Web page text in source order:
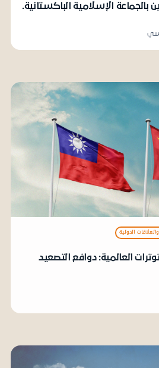
بالجماعة الإسلامية الباكستانية.
الدولية
العالمية: دوافع التصعيد